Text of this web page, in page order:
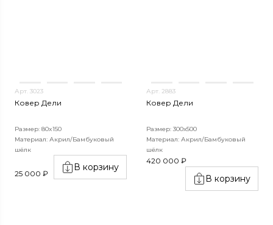
Арт. 3023
Ковер Дели
Размер: 80x150
Материал: Акрил/Бамбуковый
шёлк
25 000 ₽
В корзину
Арт. 2883
Ковер Дели
Размер: 300х500
Материал: Акрил/Бамбуковый
шёлк
420 000 ₽
В корзину